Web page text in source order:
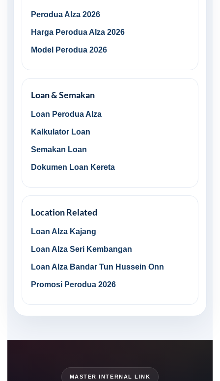
Perodua Alza 2026
Harga Perodua Alza 2026
Model Perodua 2026
Loan & Semakan
Loan Perodua Alza
Kalkulator Loan
Semakan Loan
Dokumen Loan Kereta
Location Related
Loan Alza Kajang
Loan Alza Seri Kembangan
Loan Alza Bandar Tun Hussein Onn
Promosi Perodua 2026
MASTER INTERNAL LINK